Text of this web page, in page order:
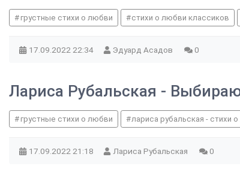
грустные стихи о любви стихи о любви классиков
17.09.2022 22:34 Эдуард Асадов 0
Лариса Рубальская -
грустные стихи о любви лариса рубальская - стихи
17.09.2022 21:18 Лариса Рубальская 0